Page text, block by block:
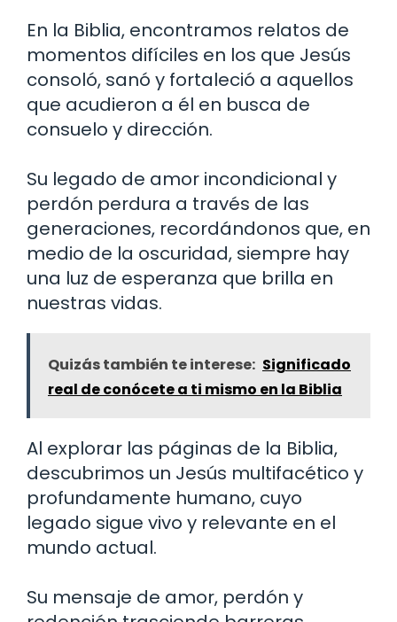
En la Biblia, encontramos relatos de
momentos difíciles en los que Jesús
consoló, sanó y fortaleció a aquellos
que acudieron a él en busca de
consuelo y dirección.
Su legado de amor incondicional y
perdón perdura a través de las
generaciones, recordándonos que, en
medio de la oscuridad, siempre hay
una luz de esperanza que brilla en
nuestras vidas.
Quizás también te interese: Significado
real de conócete a ti mismo en la Biblia
Al explorar las páginas de la Biblia,
descubrimos un Jesús multifacético y
profundamente humano, cuyo
legado sigue vivo y relevante en el
mundo actual.
Su mensaje de amor, perdón y